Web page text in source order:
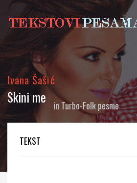
Ivana Šašić
Skini me in Turbo-Folk pesme
TEKST